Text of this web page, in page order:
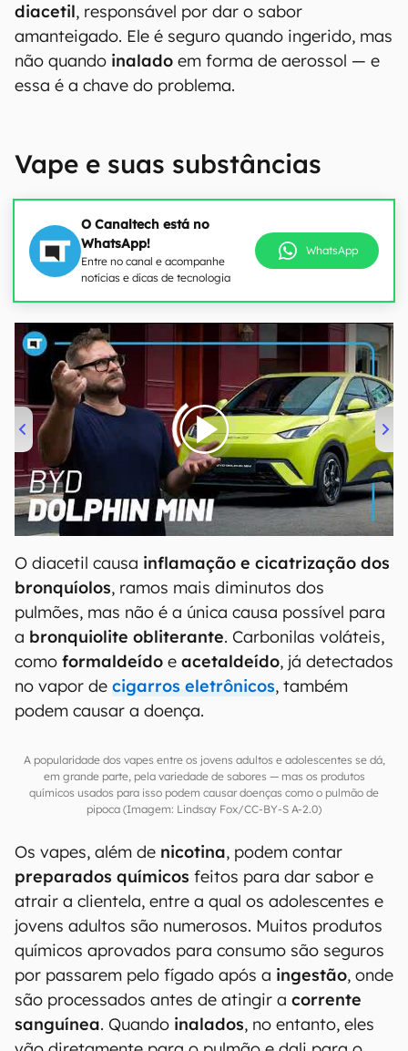
diacetil, responsável por dar o sabor
amanteigado. Ele é seguro quando ingerido, mas
não quando inalado em forma de aerossol — e
essa é a chave do problema.
Vape e suas substâncias
O Canaltech está no
WhatsApp!
Entre no canal e acompanhe
notícias e dicas de tecnologia
WhatsApp
00:00/04:07
O diacetil causa inflamação e cicatrização dos
bronquíolos, ramos mais diminutos dos
pulmões, mas não é a única causa possível para
a bronquiolite obliterante. Carbonilas voláteis,
como formaldeído e acetaldeído, já detectados
no vapor de cigarros eletrônicos, também
podem causar a doença.
A popularidade dos vapes entre os jovens adultos e adolescentes se dá,
em grande parte, pela variedade de sabores — mas os produtos
químicos usados para isso podem causar doenças como o pulmão de
pipoca (Imagem: Lindsay Fox/CC-BY-S A-2.0)
Os vapes, além de nicotina, podem contar
preparados químicos feitos para dar sabor e
atrair a clientela, entre a qual os adolescentes e
jovens adultos são numerosos. Muitos produtos
químicos aprovados para consumo são seguros
por passarem pelo fígado após a ingestão, onde
são processados antes de atingir a corrente
sanguínea. Quando inalados, no entanto, eles